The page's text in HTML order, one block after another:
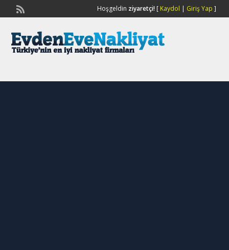
Hoşgeldin ziyaretçi![ Kaydol | Giriş Yap ]